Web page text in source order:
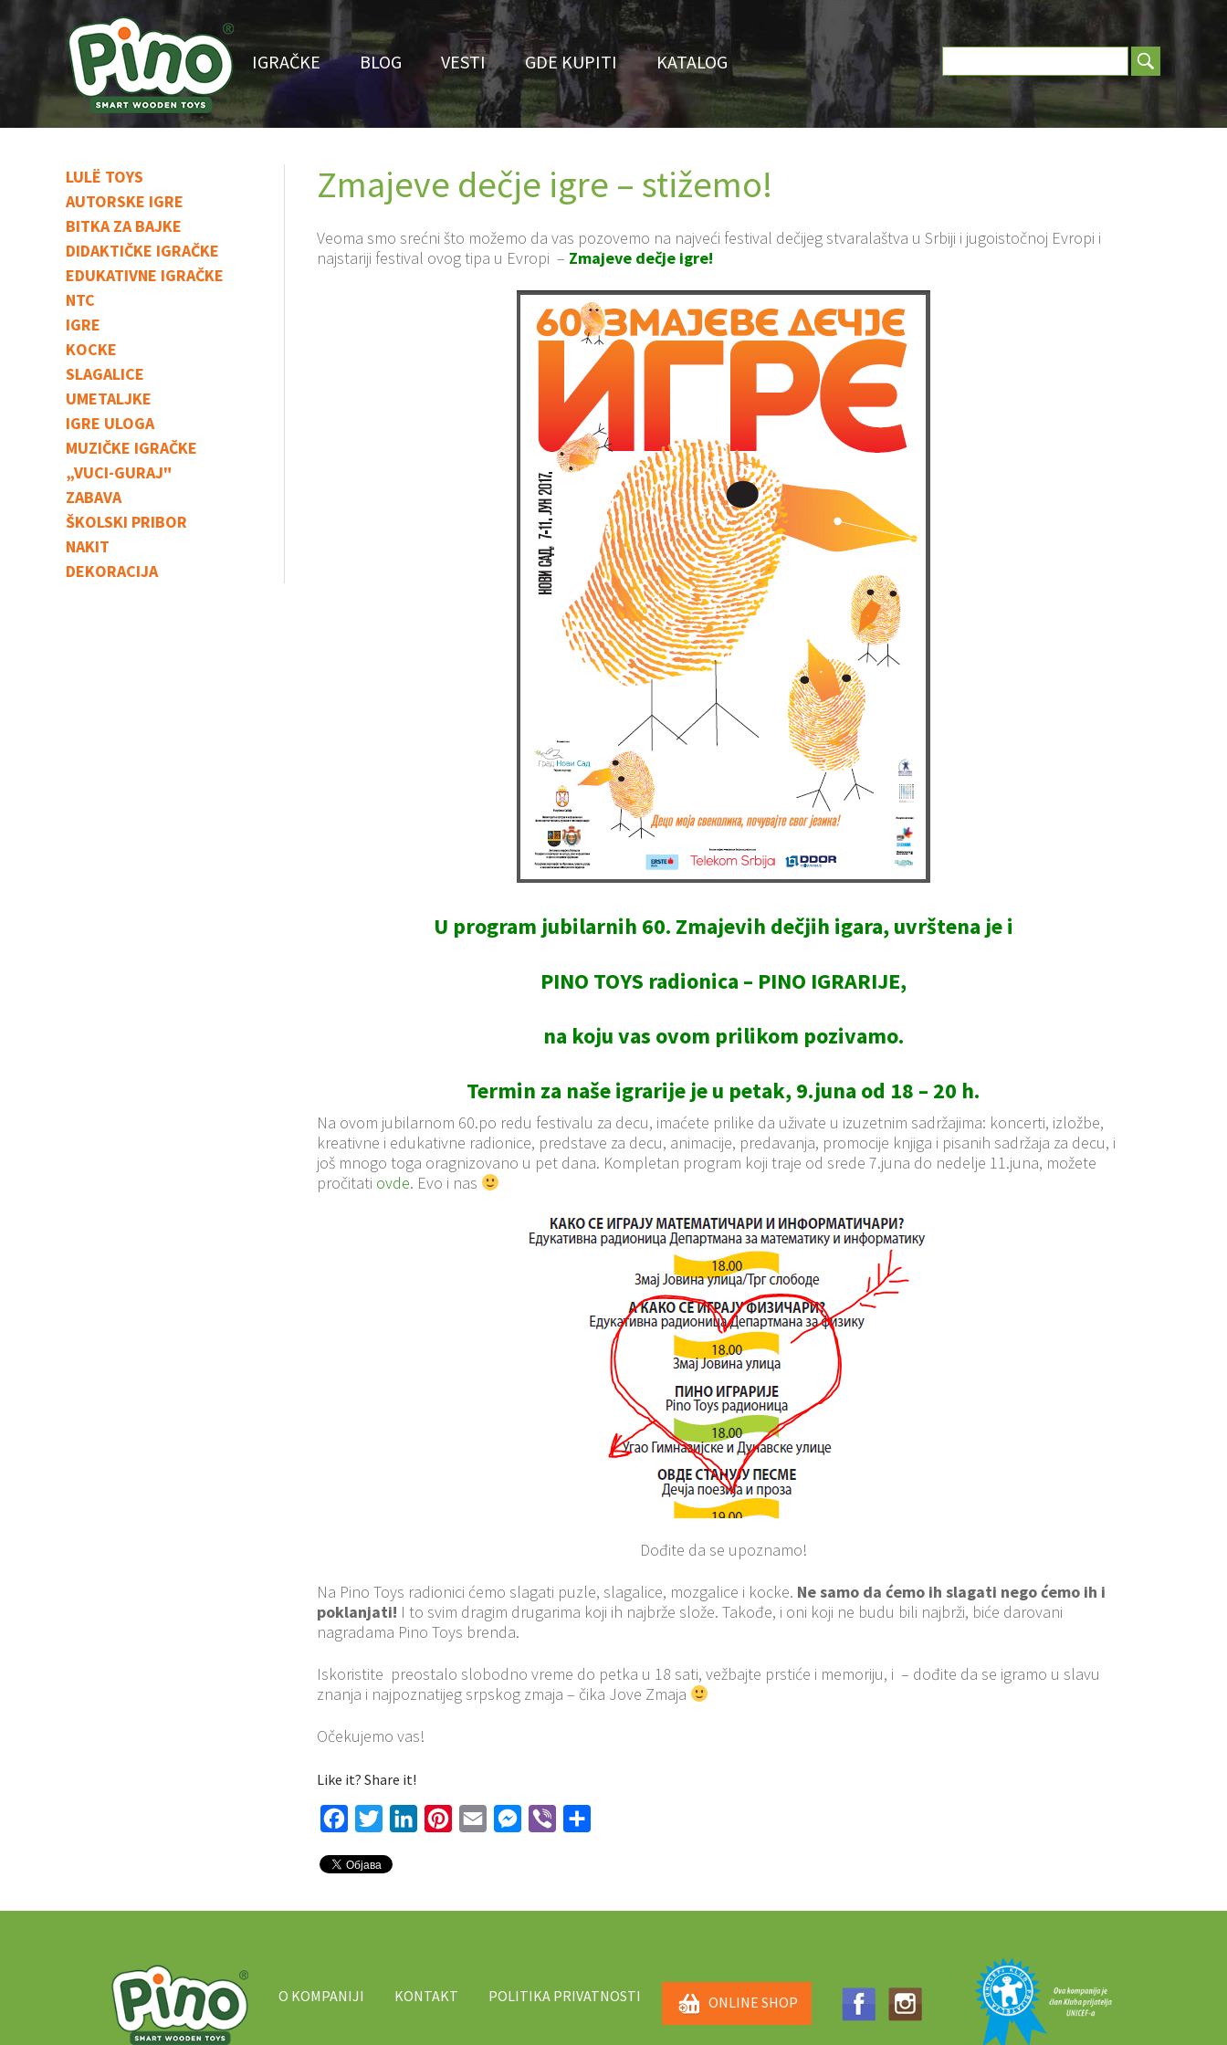
IGRAČKE BLOG VESTI GDE KUPITI KATALOG
LULË TOYS
AUTORSKE IGRE
BITKA ZA BAJKE
DIDAKTIČKE IGRAČKE
EDUKATIVNE IGRAČKE
NTC
IGRE
KOCKE
SLAGALICE
UMETALJKE
IGRE ULOGA
MUZIČKE IGRAČKE
„VUCI-GURAJ"
ZABAVA
ŠKOLSKI PRIBOR
NAKIT
DEKORACIJA
Zmajeve dečje igre – stižemo!
Veoma smo srećni što možemo da vas pozovemo na najveći festival dečijeg stvaralaštva u Srbiji i jugoistočnoj Evropi i
najstariji festival ovog tipa u Evropi – Zmajeve dečje igre!
U program jubilarnih 60. Zmajevih dečjih igara, uvrštena je i
PINO TOYS radionica – PINO IGRARIJE,
na koju vas ovom prilikom pozivamo.
Termin za naše igrarije je u petak, 9.juna od 18 – 20 h.
Na ovom jubilarnom 60.po redu festivalu za decu, imaćete prilike da uživate u izuzetnim sadržajima: koncerti, izložbe,
kreativne i edukativne radionice, predstave za decu, animacije, predavanja, promocije knjiga i pisanih sadržaja za decu, i
još mnogo toga oragnizovano u pet dana. Kompletan program koji traje od srede 7.juna do nedelje 11.juna, možete
pročitati ovde. Evo i nas
Dođite da se upoznamo!
Na Pino Toys radionici ćemo slagati puzle, slagalice, mozgalice i kocke. Ne samo da ćemo ih slagati nego ćemo ih i
poklanjati! I to svim dragim drugarima koji ih najbrže slože. Takođe, i oni koji ne budu bili najbrži, biće darovani
nagradama Pino Toys brenda.
Iskoristite preostalo slobodno vreme do petka u 18 sati, vežbajte prstiće i memoriju, i – dođite da se igramo u slavu
znanja i najpoznatijeg srpskog zmaja – čika Jove Zmaja
Očekujemo vas!
Like it? Share it!
FacebookTwitterLinkedInPinterest
Email Messenger
Viber
O KOMPANIJI KONTAKT POLITIKA PRIVATNOSTI ONLINE SHOP